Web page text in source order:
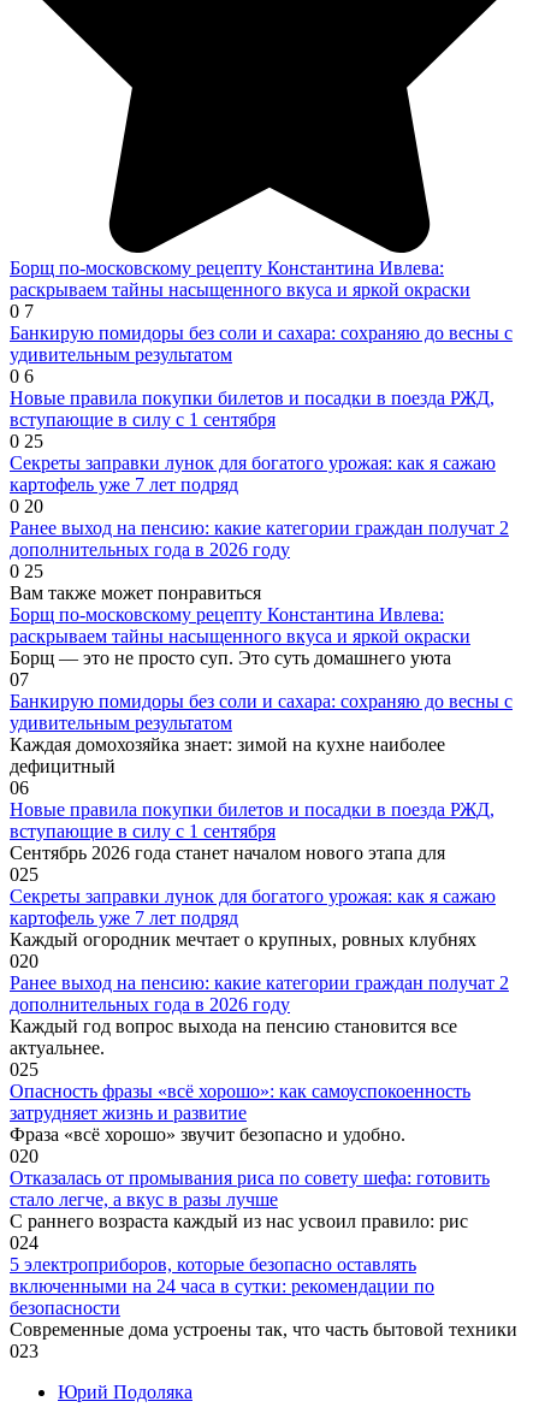
Борщ по-московскому рецепту Константина Ивлева:
раскрываем тайны насыщенного вкуса и яркой окраски
0 7
Банкирую помидоры без соли и сахара: сохраняю до весны с
удивительным результатом
0 6
Новые правила покупки билетов и посадки в поезда РЖД,
вступающие в силу с 1 сентября
0 25
Секреты заправки лунок для богатого урожая: как я сажаю
картофель уже 7 лет подряд
0 20
Ранее выход на пенсию: какие категории граждан получат 2
дополнительных года в 2026 году
0 25
Вам также может понравиться
Борщ по-московскому рецепту Константина Ивлева:
раскрываем тайны насыщенного вкуса и яркой окраски
Борщ — это не просто суп. Это суть домашнего уюта
07
Банкирую помидоры без соли и сахара: сохраняю до весны с
удивительным результатом
Каждая домохозяйка знает: зимой на кухне наиболее
дефицитный
06
Новые правила покупки билетов и посадки в поезда РЖД,
вступающие в силу с 1 сентября
Сентябрь 2026 года станет началом нового этапа для
025
Секреты заправки лунок для богатого урожая: как я сажаю
картофель уже 7 лет подряд
Каждый огородник мечтает о крупных, ровных клубнях
020
Ранее выход на пенсию: какие категории граждан получат 2
дополнительных года в 2026 году
Каждый год вопрос выхода на пенсию становится все
актуальнее.
025
Опасность фразы «всё хорошо»: как самоуспокоенность
затрудняет жизнь и развитие
Фраза «всё хорошо» звучит безопасно и удобно.
020
Отказалась от промывания риса по совету шефа: готовить
стало легче, а вкус в разы лучше
С раннего возраста каждый из нас усвоил правило: рис
024
5 электроприборов, которые безопасно оставлять
включенными на 24 часа в сутки: рекомендации по
безопасности
Современные дома устроены так, что часть бытовой техники
023
Юрий Подоляка